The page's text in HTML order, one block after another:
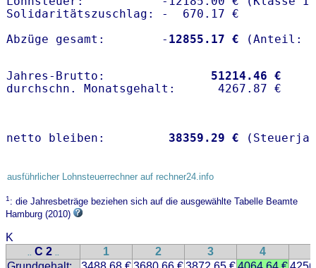
Solidaritätszuschlag: -  670.17 €
Abzüge gesamt:        - 12855.17 €
Jahres-Brutto: 51214.46 €
netto bleiben: 38359.29 €
ausführlicher Lohnsteuerrechner auf rechner24.info
1: die Jahresbeträge beziehen sich auf die ausgewählte Tabelle Beamte
Hamburg (2010)
K
.. C 2 .. 1 2 3 4